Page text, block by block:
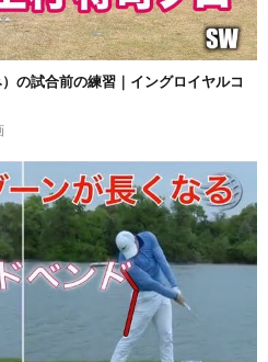
の試合前の練習｜イングロイヤルコ